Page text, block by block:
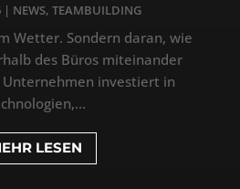
| NEWS, TEAMBUILDING
Wetter. Sondern daran, wie
des Büros miteinander
Unternehmen investiert in
LESEN